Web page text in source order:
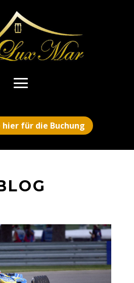
hier für die Buchung